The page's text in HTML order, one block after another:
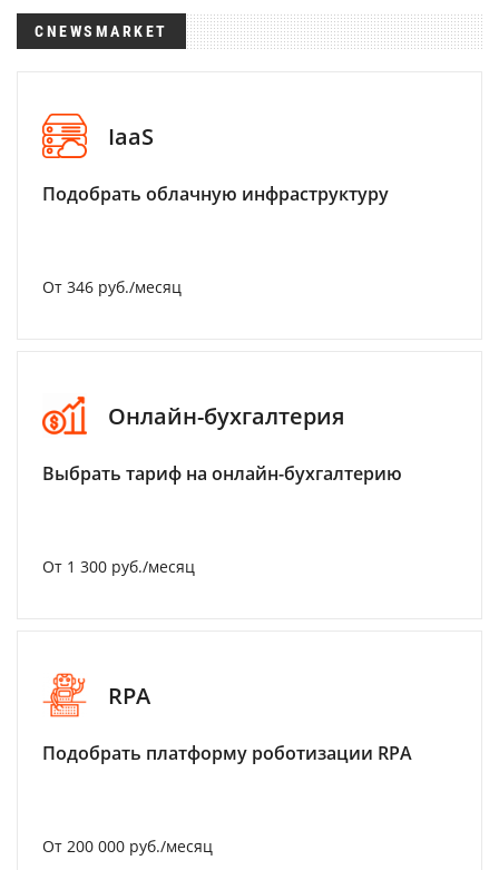
CNEWSMARKET
IaaS
Подобрать облачную инфраструктуру
От 346 руб./месяц
Онлайн-бухгалтерия
Выбрать тариф на онлайн-бухгалтерию
От 1 300 руб./месяц
RPA
Подобрать платформу роботизации RPA
От 200 000 руб./месяц